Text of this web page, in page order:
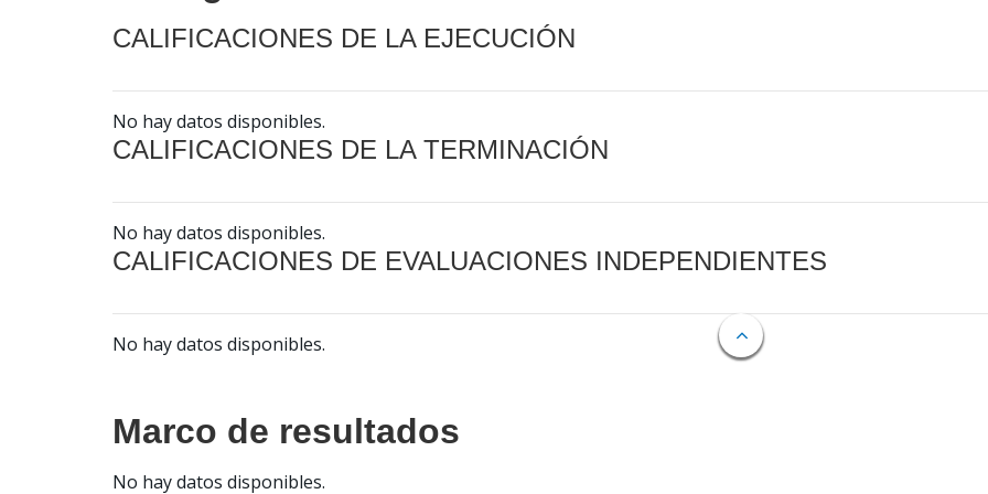
CALIFICACIONES DE LA EJECUCIÓN
No hay datos disponibles.
CALIFICACIONES DE LA TERMINACIÓN
No hay datos disponibles.
CALIFICACIONES DE EVALUACIONES INDEPENDIENTES
No hay datos disponibles.
Marco de resultados
No hay datos disponibles.